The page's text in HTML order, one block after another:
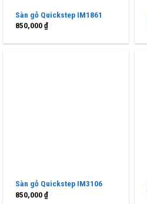
Sàn gỗ Quickstep IM1861
850,000₫
Sàn gỗ Quickstep IM3106
850,000₫